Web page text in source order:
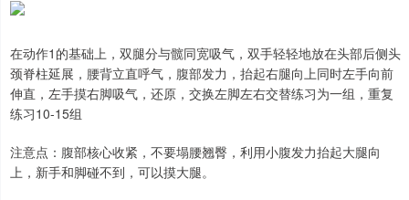
在动作1的基础上，双腿分与髋同宽吸气，双手轻轻地放在头部后侧头
颈脊柱延展，腰背立直呼气，腹部发力，抬起右腿向上同时左手向前
伸直，左手摸右脚吸气，还原，交换左脚左右交替练习为一组，重复
练习10-15组
注意点：腹部核心收紧，不要塌腰翘臀，利用小腹发力抬起大腿向
上，新手和脚碰不到，可以摸大腿。